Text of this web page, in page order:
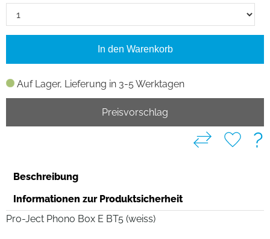
Auf Lager, Lieferung in 3-5 Werktagen
In den Warenkorb
Preisvorschlag
?
Beschreibung
Informationen zur Produktsicherheit
Pro-Ject Phono Box E BT5 (weiss)